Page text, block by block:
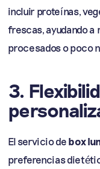
incluir proteínas,
frescas, ayudando a
procesados o poco
3.
El servicio de box
preferencias